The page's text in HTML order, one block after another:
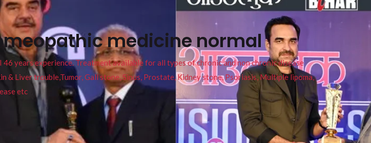
medicine normal
years experience. Treatment available for all types of chronic and non chronic disease
& Liver trouble,Tumor, Gall stone, Sinus, Prostate, Kidney stone, Psoriasis, Multiple lipoma,
etc